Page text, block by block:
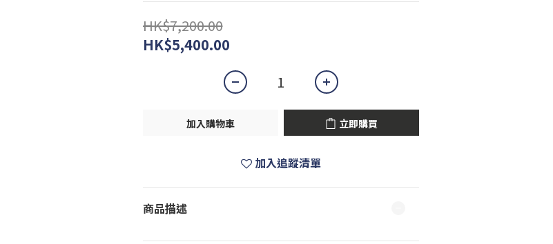
HK$7,200.00
HK$5,400.00
加入購物車 立即購買
加入追蹤清單
商品描述